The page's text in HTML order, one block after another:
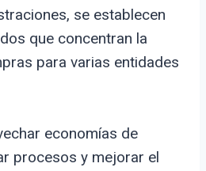
se establecen
que concentran la
para varias entidades
economías de
procesos y mejorar el